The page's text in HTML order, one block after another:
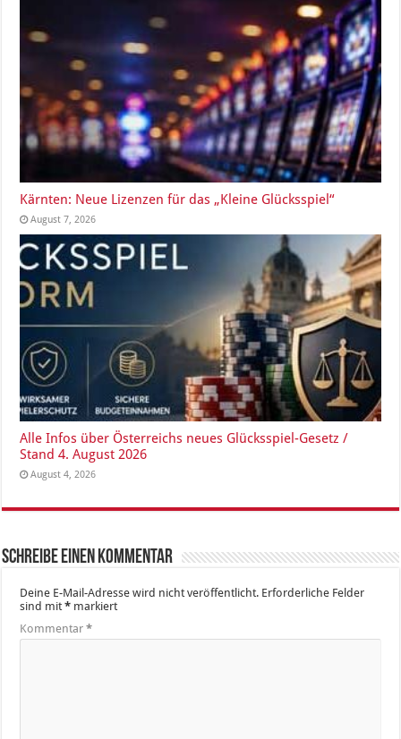
Kärnten: Neue Lizenzen für das „Kleine Glücksspiel“
August 7, 2026
Alle Infos über Österreichs neues Glücksspiel-Gesetz /
Stand 4. August 2026
August 4, 2026
Schreibe einen Kommentar
Deine E-Mail-Adresse wird nicht veröffentlicht. Erforderliche Felder
sind mit* markiert
Kommentar*